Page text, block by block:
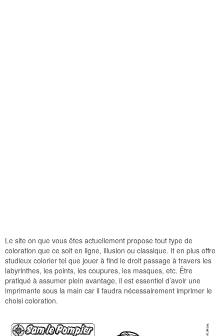
Le site on que vous êtes actuellement propose tout type de
coloration que ce soit en ligne, illusion ou classique. It en plus offre
studieux colorier tel que jouer à find le droit passage à travers les
labyrinthes, les points, les coupures, les masques, etc. Être
pratiqué à assumer plein avantage, il est essentiel d’avoir une
imprimante sous la main car il faudra nécessairement imprimer le
choisi coloration.